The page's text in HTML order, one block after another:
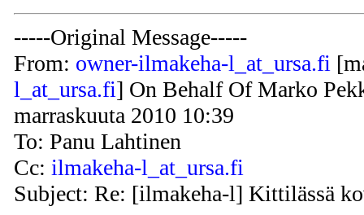
-----Original Message-----
From: owner-ilmakeha-l_at_ursa.fi
l_at_ursa.fi] On Behalf Of Marko
marraskuuta 2010 10:39
To: Panu Lahtinen
Cc: ilmakeha-l_at_ursa.fi
Subject: Re: [ilmakeha-l] Kittilässä